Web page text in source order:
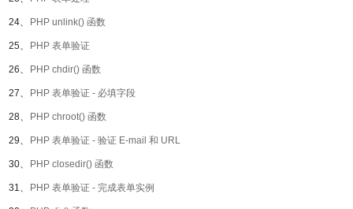
24、 PHP unlink() 函数
25、 PHP 表单验证
26、 PHP chdir() 函数
27、 PHP 表单验证 - 必填字段
28、 PHP chroot() 函数
29、 PHP 表单验证 - 验证 E-mail 和 URL
30、 PHP closedir() 函数
31、 PHP 表单验证 - 完成表单实例